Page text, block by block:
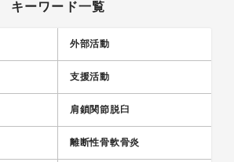
キーワード一覧
外部活動
支援活動
肩鎖関節脱臼
離断性骨軟骨炎